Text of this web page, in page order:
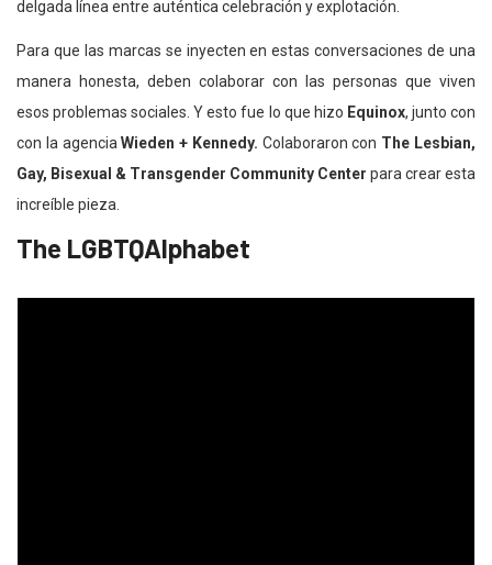
delgada línea entre auténtica celebración y explotación.
Para que las marcas se inyecten en estas conversaciones de una
manera honesta, deben colaborar con las personas que viven
esos problemas sociales. Y esto fue lo que hizo Equinox, junto con
con la agenciaWieden + Kennedy. Colaboraron con The Lesbian,
Gay, Bisexual & Transgender Community Center para crear esta
increíble pieza.
The LGBTQAlphabet